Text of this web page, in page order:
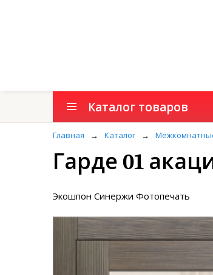
Каталог товаров
Главная → Каталог →
Гарде 01
Экошпон Синержи Фотопечать